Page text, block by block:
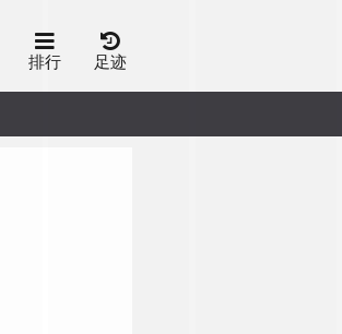
排行 足迹